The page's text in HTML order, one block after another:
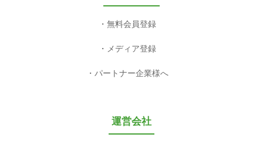
無料会員登録
メディア登録
パートナー企業様へ
運営会社